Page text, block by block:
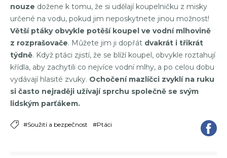
nouze dožene k tomu, že si udělají koupelničku z misky
určené na vodu, pokud jim neposkytnete jinou možnost!
Větší ptáky obvykle potěší koupel ve vodní mlhovině
z rozprašovače. Můžete jim ji dopřát dvakrát i třikrát
týdně. Když ptáci zjistí, že se blíží koupel, obvykle roztahují
křídla, aby zachytili co nejvíce vodní mlhy, a po celou dobu
vydávají hlasité zvuky. Ochočení mazlíčci zvyklí na ruku
si často nejraději užívají sprchu společně se svým
lidským parťákem.
#Soužití a bezpečnost #Ptáci